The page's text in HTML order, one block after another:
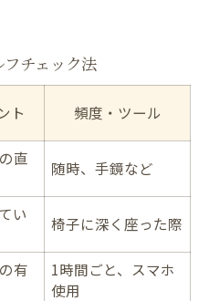
チェック法
ト 頻度・ツール
直
随時、手鏡など
い
椅子に深く座った際
有
1時間ごと、スマホ
使用